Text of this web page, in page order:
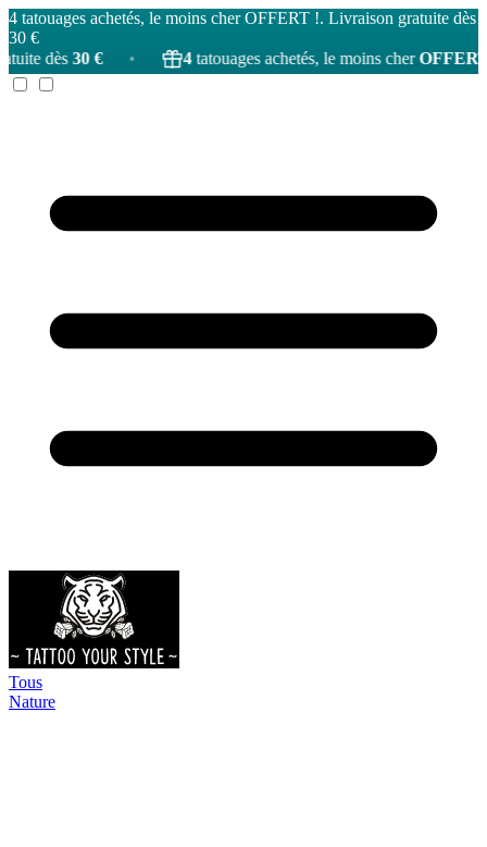
4 tatouages achetés, le moins cher OFFERT !. Livraison gratuite dès
30 €
•
4tatouages achetés, le moins cherOFFERT! •
Tous
Nature